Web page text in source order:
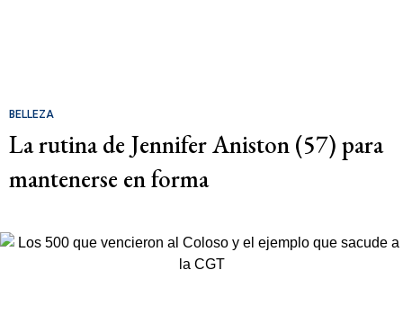
BELLEZA
La rutina de Jennifer Aniston (57) para
mantenerse en forma